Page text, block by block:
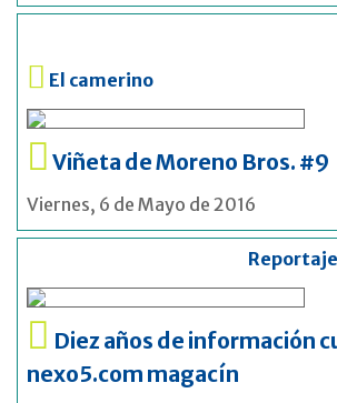
El camerino
Viñeta de Moreno Bros. #9
Viernes, 6 de Mayo de 2016
Diez años de información
nexo5.com magacín